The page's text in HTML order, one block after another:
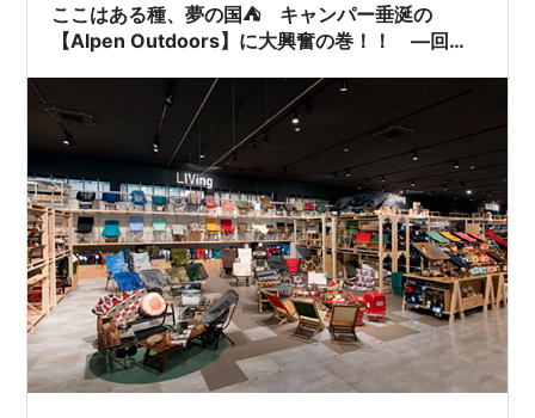
ここはある種、夢の国⛺ キャンパー垂涎の
【Alpen Outdoors】に大興奮の巻！！ ―回